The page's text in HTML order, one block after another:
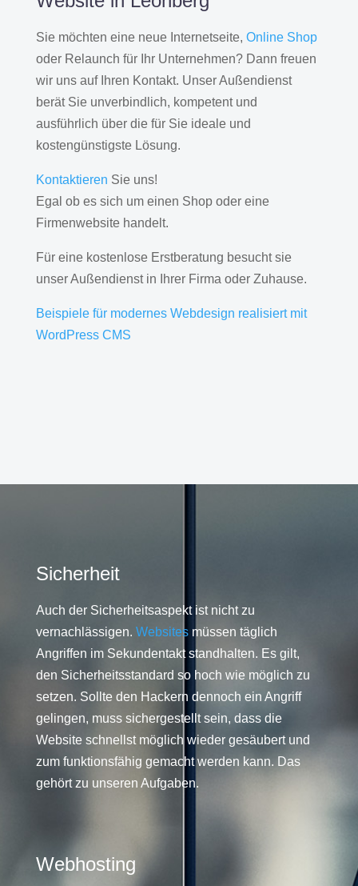
Sie möchten eine neue Internetseite, Online Shop
oder Relaunch für Ihr Unternehmen? Dann freuen
wir uns auf Ihren Kontakt. Unser Außendienst
berät Sie unverbindlich, kompetent und
ausführlich über die für Sie ideale und
kostengünstigste Lösung.
Kontaktieren Sie uns!
Egal ob es sich um einen Shop oder eine
Firmenwebsite handelt.
Für eine kostenlose Erstberatung besucht sie
unser Außendienst in Ihrer Firma oder Zuhause.
Beispiele für modernes Webdesign realisiert mit
WordPress CMS
Sicherheit
Auch der Sicherheitsaspekt ist nicht zu
vernachlässigen. Websitesmüssen täglich
Angriffen im Sekundentakt standhalten. Es gilt,
den Sicherheitsstandard so hoch wie möglich zu
setzen. Sollte den Hackern dennoch ein Angriff
gelingen, muss sichergestellt sein, dass die
Website schnellst möglich wieder gesäubert und
zum funktionsfähig gemacht werden kann. Das
gehört zu unseren Aufgaben.
Webhosting